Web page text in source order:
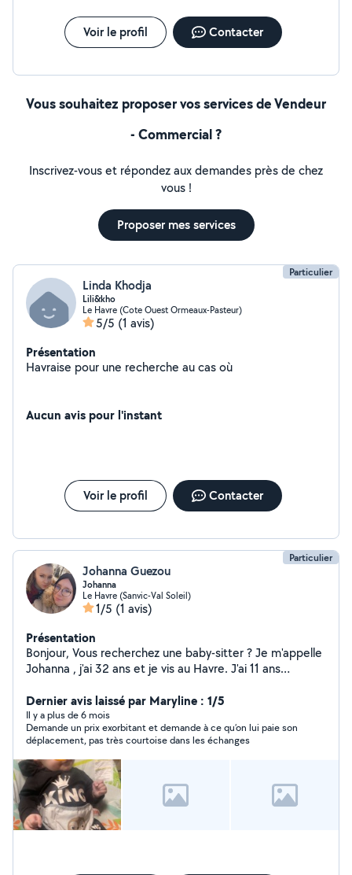
Voir le profil Contacter
Vous souhaitez proposer vos services de Vendeur
- Commercial ?
Inscrivez-vous et répondez aux demandes près de chez
vous !
Proposer mes services
Particulier
Linda Khodja
Lili&kho
Le Havre (Cote Ouest Ormeaux-Pasteur)
5/5 (1 avis)
Présentation
Havraise pour une recherche au cas où
Aucun avis pour l'instant
Voir le profil Contacter
Particulier
Johanna Guezou
Johanna
Le Havre (Sanvic-Val Soleil)
1/5 (1 avis)
Présentation
Bonjour, Vous recherchez une baby-sitter ? Je m'appelle
Johanna , j'ai 32 ans et je vis au Havre. J'ai 11 ans
propose mes services de garde d'enfants
occasionnellement. Rigoureuse et sérieuse, je veillerai
correctement sur eux, et leurs proposerai des activités.
N'hésitez pas à me contacter, j'attends vos demandes
avec plaisir ! À bientôt.
Dernier avis laissé par Maryline : 1/5
Il y a plus de 6 mois
Demande un prix exorbitant et demande à ce qu’on lui paie son
déplacement, pas très courtoise dans les échanges